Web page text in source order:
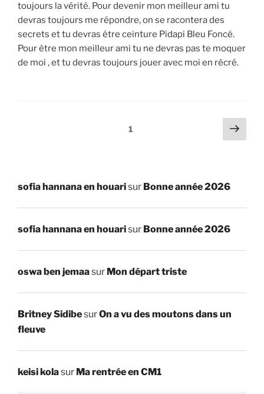
toujours la vérité. Pour devenir mon meilleur ami tu
devras toujours me répondre, on se racontera des
secrets et tu devras être ceinture Pidapi Bleu Foncé.
Pour être mon meilleur ami tu ne devras pas te moquer
de moi , et tu devras toujours jouer avec moi en récré.
Page1
Page
sofia hannana en houarisur Bonne année 2026
sofia hannana en houarisur Bonne année 2026
oswa ben jemaasur Mon départ triste
Britney SidibesurOn a vu des moutons dans un
fleuve
keisi kolasur Ma rentrée en CM1